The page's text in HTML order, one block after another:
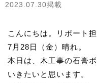
2023.07.30掲載
こんにちは。リポート
7月28日（金）晴れ。
本日は、木工事の石膏
いきたいと思います。